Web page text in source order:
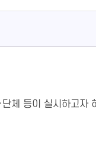
체 등이 실시하고